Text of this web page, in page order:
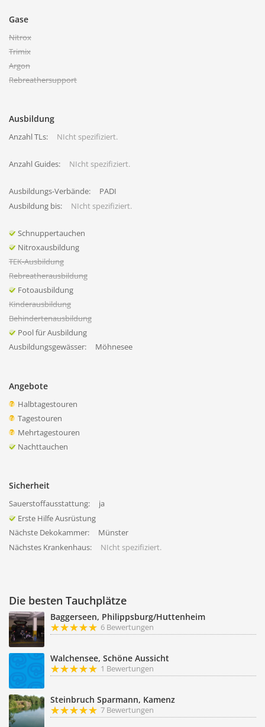
Gase
Nitrox
Trimix
Argon
Rebreathersupport
Ausbildung
Anzahl TLs: NIcht spezifiziert.
Anzahl Guides: NIcht spezifiziert.
Ausbildungs-Verbände:
PADI
Ausbildung bis:
NIcht spezifiziert.
Schnuppertauchen
Nitroxausbildung
TEK-Ausbildung
Rebreatherausbildung
Fotoausbildung
Kinderausbildung
Behindertenausbildung
Pool für Ausbildung
Ausbildungsgewässer:
Möhnesee
Angebote
Halbtagestouren
Tagestouren
Mehrtagestouren
Nachttauchen
Sicherheit
Sauerstoffausstattung:
ja
Erste Hilfe Ausrüstung
Nächste Dekokammer:
Münster
Nächstes Krankenhaus:
NIcht spezifiziert.
Die besten Tauchplätze
Baggerseen, Philippsburg/Huttenheim
6 Bewertungen
Walchensee, Schöne Aussicht
1 Bewertungen
Steinbruch Sparmann, Kamenz
7 Bewertungen